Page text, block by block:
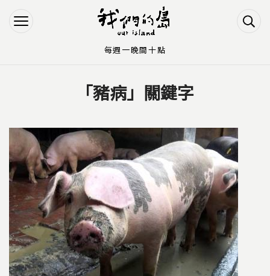
Jump to Navigation
Jump to Main content
「豬病」關鍵字
每週一晚間十點